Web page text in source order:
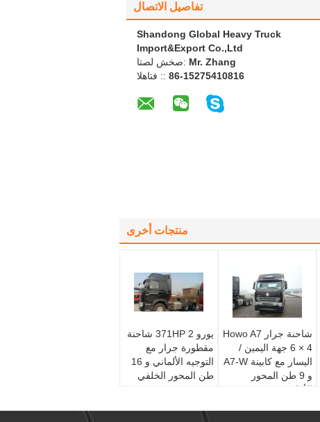
تفاصيل الاتصال
Shandong Global Heavy Truck
Import&Export Co.,Ltd
اتصل شخص: Mr. Zhang
الهاتف :: 86-15275410816
منتجات أخرى
يورو 2 371HP شاحنة
مقطورة جرار مع
التوجيه الألماني و 16
طن المحور الخلفي
شاحنة جرار Howo A7
6 × 4 جهة اليمين /
اليسار مع كابينة A7-W
و 9 طن المحور
الأمامي